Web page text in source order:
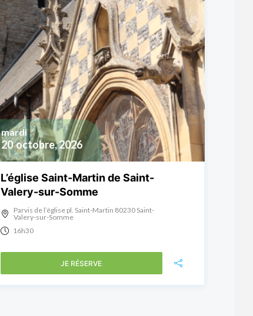
20 octobre, 2026
mardi
L’église Saint-Martin de Saint-
Valery-sur-Somme
Parvis de l’église pl. Saint-Martin 80230 Saint-
Valery-sur-Somme
16h30
JE RÉSERVE